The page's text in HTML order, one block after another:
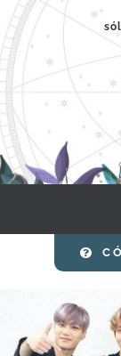
Saltar
contenido
INICIO
SERVICIOS